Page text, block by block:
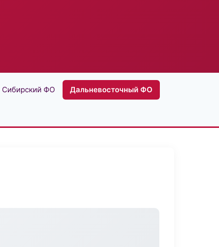
Сибирский ФО Дальневосточный ФО